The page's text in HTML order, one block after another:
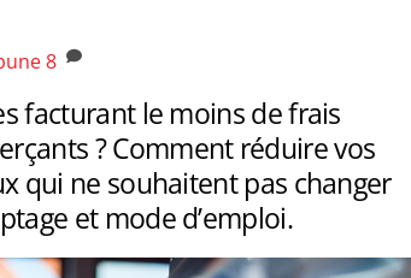
8
facturant le moins de frais
? Comment réduire vos
qui ne souhaitent pas changer
et mode d’emploi.